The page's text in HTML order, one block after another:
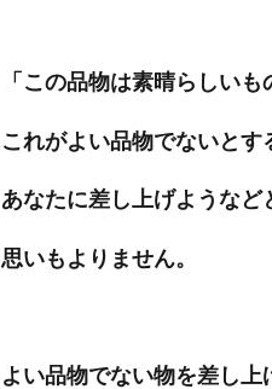
「この品物は素晴らしいも
これがよい品物でないとす
あなたに差し上げようなど
思いもよりません。
よい品物でない物を差し上